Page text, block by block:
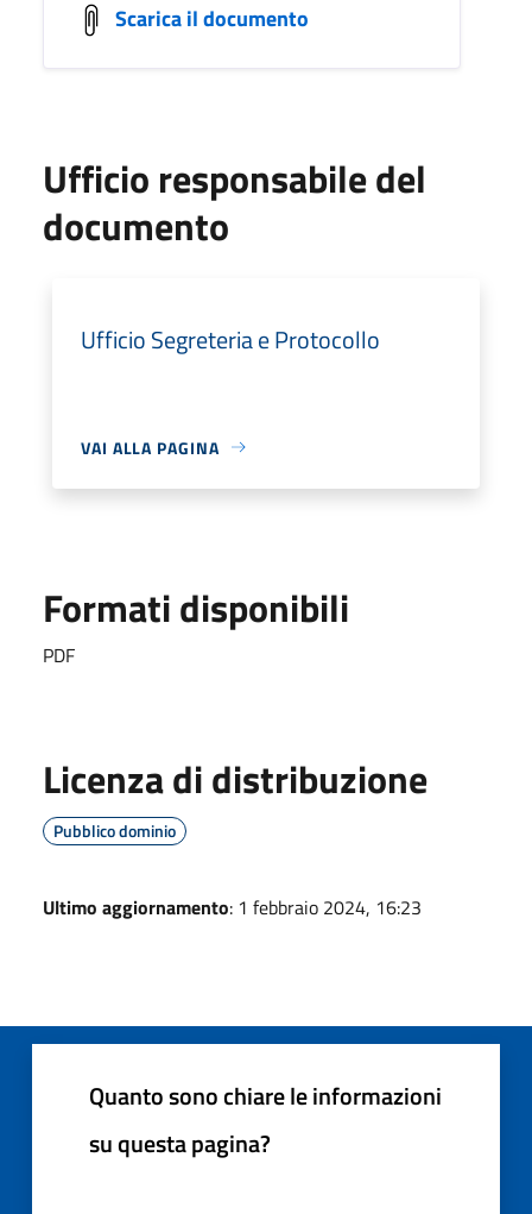
Scarica il documento
Ufficio responsabile del
documento
Ufficio Segreteria e Protocollo
VAI ALLA PAGINA
Formati disponibili
PDF
Licenza di distribuzione
Pubblico dominio
Ultimo aggiornamento: 1 febbraio 2024, 16:23
Quanto sono chiare le informazioni
su questa pagina?